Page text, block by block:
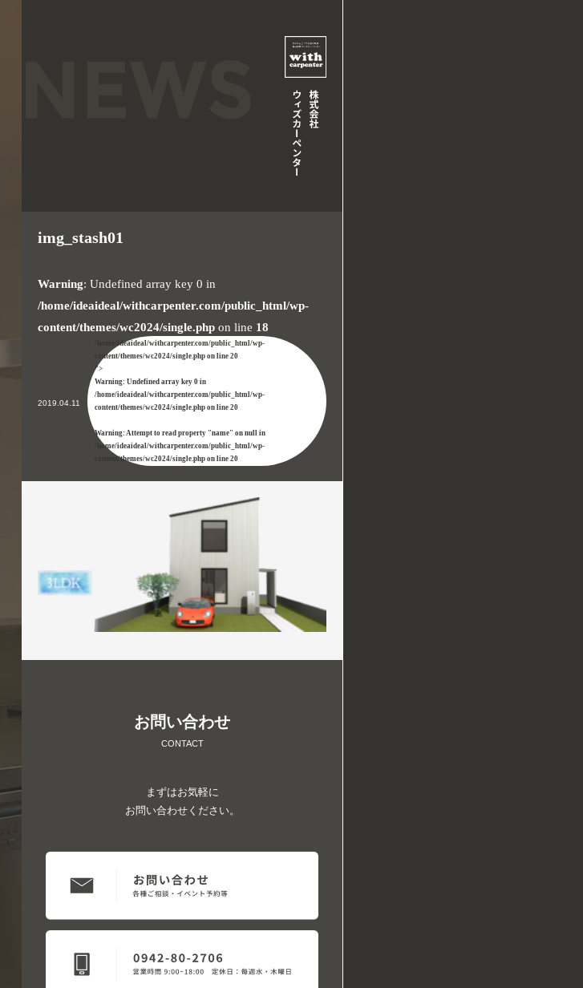
img_stash01
Warning: Undefined array key 0 in
/home/ideaideal/withcarpenter.com/public_html/wp-
content/themes/wc2024/single.php on line 18
2019.04.11
/home/ideaideal/withcarpenter.com/public_html/wp-
content/themes/wc2024/single.php on line20
">
Warning: Undefined array key 0 in
/home/ideaideal/withcarpenter.com/public_html/wp-
content/themes/wc2024/single.php on line20
Warning: Attempt to read property "name" on null in
/home/ideaideal/withcarpenter.com/public_html/wp-
content/themes/wc2024/single.php on line20
お問い合わせ
CONTACT
まずはお気軽に
お問い合わせください。